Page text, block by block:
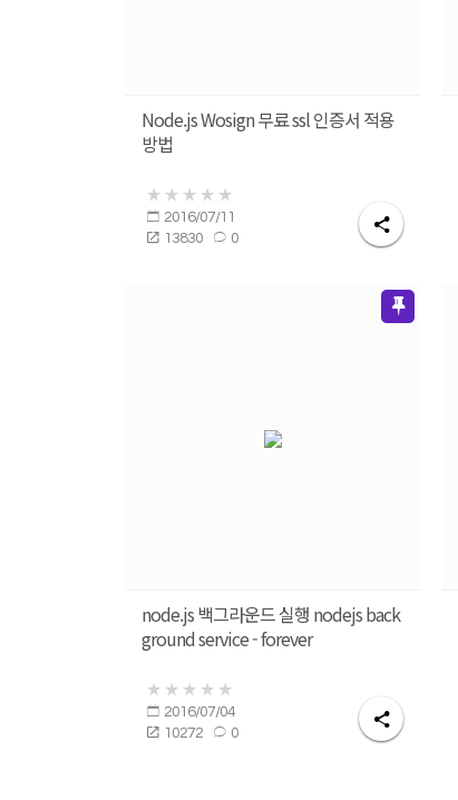
Node.js Wosign 무료 ssl 인증서 적용
방법
2016/07/11
13830
0
node.js 백그라운드 실행 nodejs back
ground service - forever
2016/07/04
10272
0